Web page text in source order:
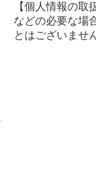
【個人情報の
などの必要な場
とはございませ